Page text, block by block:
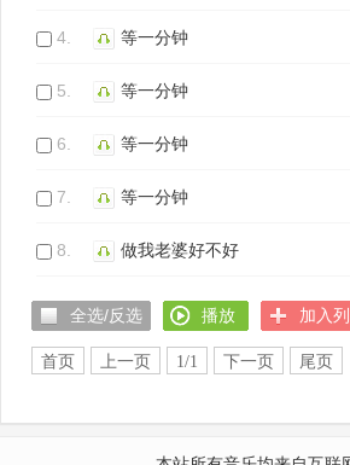
4. 等一分钟
5. 等一分钟
6. 等一分钟
7. 等一分钟
8. 做我老婆好不好
全选/反选 播放 加入
首页 上一页 1/1 下一页 尾页